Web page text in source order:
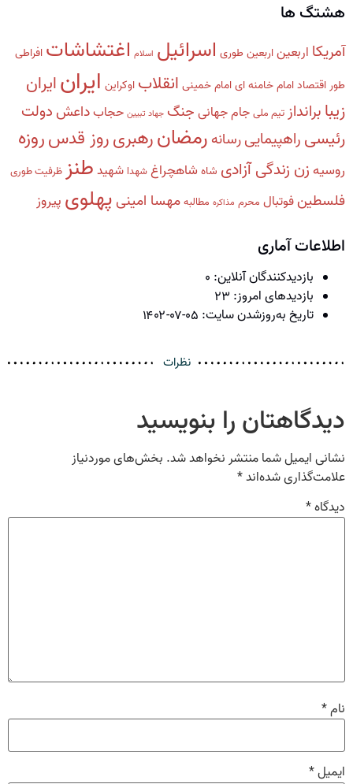
هشتگ ها
آمریکا اربعیناربعین طوری اسرائیل اسلام اغتشاشات افراطی
طور اقتصادامام خامنه ایامام خمینی انقلاب اوکراین ایرانایران
زیبا برانداز تیم ملیجام جهانی جنگ جهاد تبیین حجابداعش دولت
رئیسی راهپیماییرسانه رمضانرهبریروز قدسروزه
روسیهزن زندگی آزادی شاهشاهچراغشهدا شهید طنز ظرفیت طوری
فلسطین فوتبال محرم مذاکره مطالبهمهسا امینی پهلوی پیروز
اطلاعات آماری
بازدیدکنندگان آنلاین: ۰
بازدیدهای امروز: ۲۳
تاریخ به‌روزشدن سایت: ۱۴۰۲-۰۷-۰۵
نظرات
دیدگاهتان را بنویسید
نشانی ایمیل شما منتشر نخواهد شد. بخش‌های موردنیاز
علامت‌گذاری شده‌اند*
دیدگاه*
نام*
ایمیل*